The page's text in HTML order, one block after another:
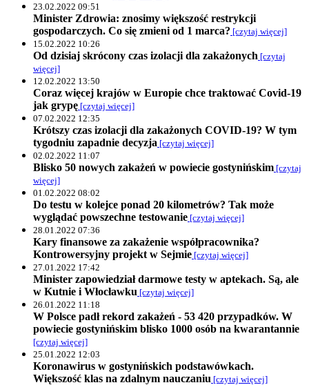
23.02.2022 09:51
Minister Zdrowia: znosimy większość restrykcji
gospodarczych. Co się zmieni od 1 marca? [czytaj więcej]
15.02.2022 10:26
Od dzisiaj skrócony czas izolacji dla zakażonych [czytaj
więcej]
12.02.2022 13:50
Coraz więcej krajów w Europie chce traktować Covid-19
jak grypę [czytaj więcej]
07.02.2022 12:35
Krótszy czas izolacji dla zakażonych COVID-19? W tym
tygodniu zapadnie decyzja [czytaj więcej]
02.02.2022 11:07
Blisko 50 nowych zakażeń w powiecie gostynińskim [czytaj
więcej]
01.02.2022 08:02
Do testu w kolejce ponad 20 kilometrów? Tak może
wyglądać powszechne testowanie [czytaj więcej]
28.01.2022 07:36
Kary finansowe za zakażenie współpracownika?
Kontrowersyjny projekt w Sejmie [czytaj więcej]
27.01.2022 17:42
Minister zapowiedział darmowe testy w aptekach. Są, ale
w Kutnie i Włocławku [czytaj więcej]
26.01.2022 11:18
W Polsce padł rekord zakażeń - 53 420 przypadków. W
powiecie gostynińskim blisko 1000 osób na kwarantannie
[czytaj więcej]
25.01.2022 12:03
Koronawirus w gostynińskich podstawówkach.
Większość klas na zdalnym nauczaniu [czytaj więcej]